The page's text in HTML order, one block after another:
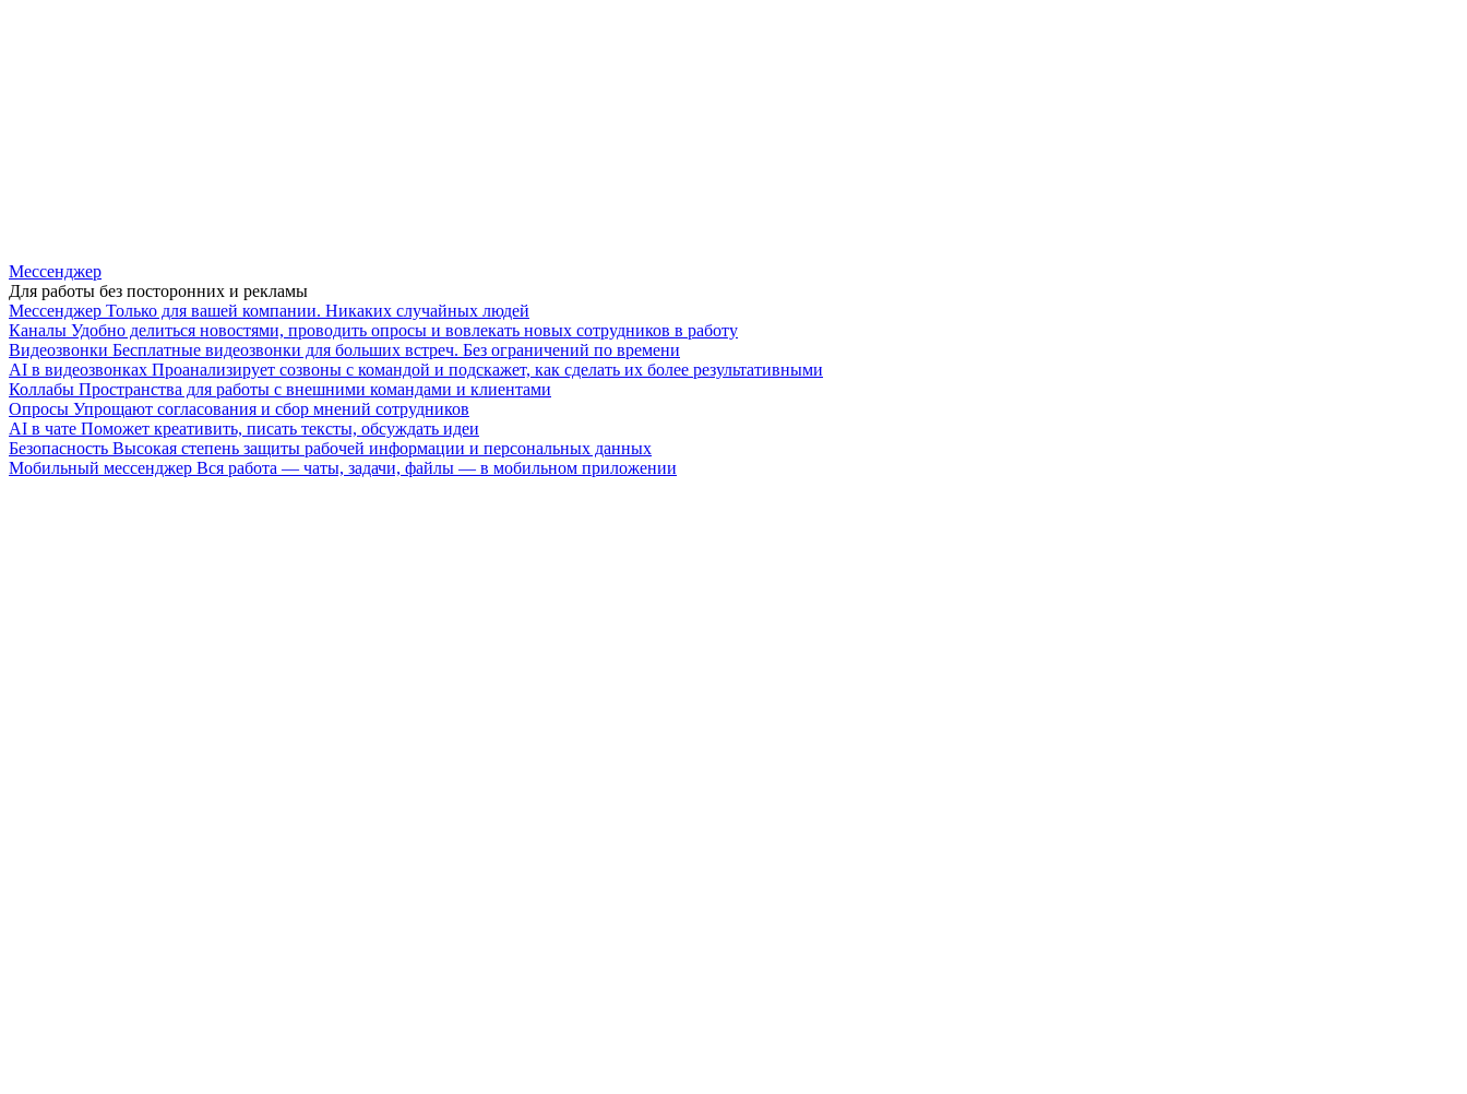
Мессенджер
Для работы без посторонних и рекламы
Мессенджер Только для вашей компании. Никаких случайных людей
Каналы Удобно делиться новостями, проводить опросы и вовлекать новых сотрудников в работу
Видеозвонки Бесплатные видеозвонки для больших встреч. Без ограничений по времени
AI в видеозвонках Проанализирует созвоны с командой и подскажет, как сделать их более результативными
Коллабы Пространства для работы с внешними командами и клиентами
Опросы Упрощают согласования и сбор мнений сотрудников
AI в чате Поможет креативить, писать тексты, обсуждать идеи
Безопасность Высокая степень защиты рабочей информации и персональных данных
Мобильный мессенджер Вся работа — чаты, задачи, файлы — в мобильном приложении